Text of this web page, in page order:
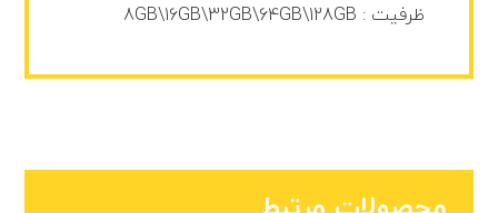
ظرفیت : 8GB\16GB\32GB\64GB\128GB